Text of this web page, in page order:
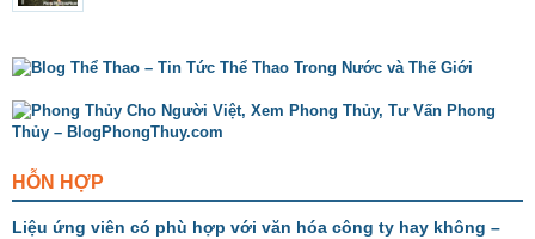
HỖN HỢP
Liệu ứng viên có phù hợp với văn hóa công ty hay không –